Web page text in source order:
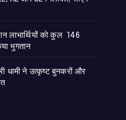
लाभार्थियों को कुल 146
भुगतान
धामी ने उत्कृष्ट बुनकरों और